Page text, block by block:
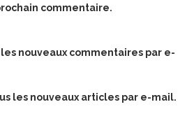
commentaire.
nouveaux commentaires par e-
les nouveaux articles par e-mail.